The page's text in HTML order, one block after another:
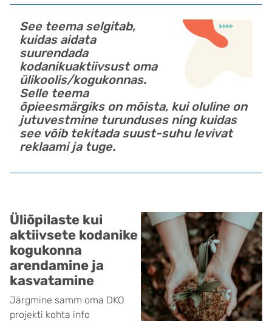
See teema selgitab,
kuidas aidata
suurendada
kodanikuaktiivsust oma
ülikoolis/kogukonnas.
Selle teema
õpieesmärgiks on mõista, kui oluline on
jutuvestmine turunduses ning kuidas
see võib tekitada suust-suhu levivat
reklaami ja tuge.
Üliõpilaste kui
aktiivsete kodanike
kogukonna
arendamine ja
kasvatamine
Järgmine samm oma DKO
projekti kohta info